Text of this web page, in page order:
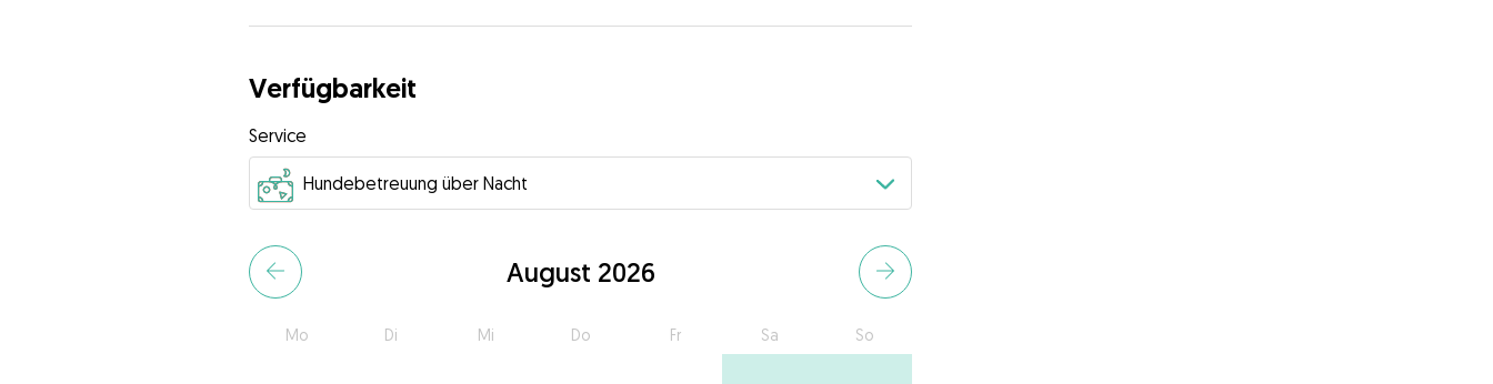
Verfügbarkeit
Service
August 2026
Mo Di Mi Do Fr Sa So